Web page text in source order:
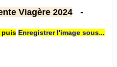
Viagère 2024 -
puis Enregistrer l'image sous...